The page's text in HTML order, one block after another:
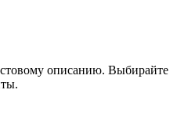
описанию. Выбирайте